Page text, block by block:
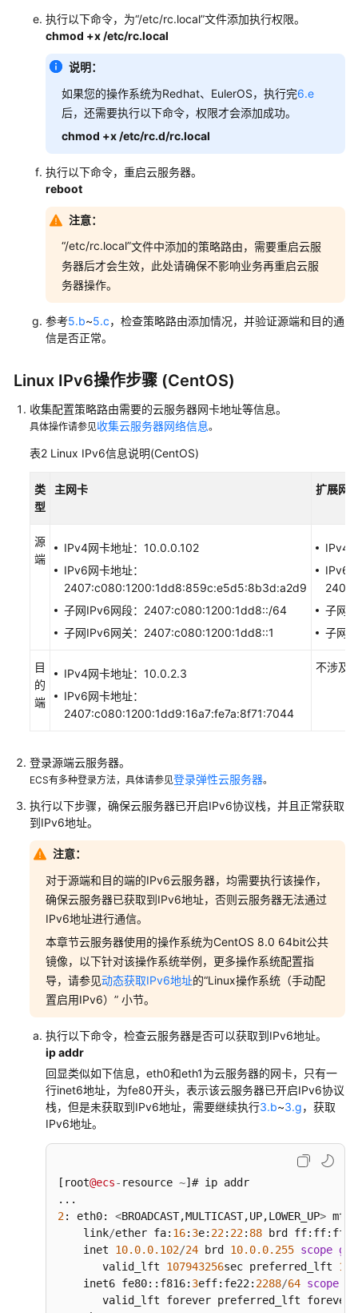
IPv4
和
IPv6
策
略
路
（HCE）
手
为
网
卡
Linux
云
服
务
配
IPv4
和
IPv6
手
动
为
网
Linux
云
服
配
置
IPv4
路
由
（Debian）
手
动
为
网
Windows
云
服
IPv4
IPv6
执行以下命令，为“/etc/rc.local”文件添加执行权限。
chmod +x /etc/rc.local
说明：
如果您的操作系统为Redhat、EulerOS，执行完6.e
后，还需要执行以下命令，权限才会添加成功。
chmod +x /etc/rc.d/rc.local
执行以下命令，重启云服务器。
reboot
注意：
“/etc/rc.local”文件中添加的策略路由，需要重启云服
务器后才会生效，此处请确保不影响业务再重启云服
务器操作。
参考5.b~5.c，检查策略路由添加情况，并验证源端和目的通
信是否正常。
Linux IPv6操作步骤 (CentOS)
收集配置策略路由需要的云服务器网卡地址等信息。
具体操作请参见收集云服务器网络信息。
表2 Linux IPv6信息说明(CentOS)
类
型
主网卡 扩展网
源
端
IPv4网卡地址：10.0.0.102
IPv6网卡地址：
2407:c080:1200:1dd8:859c:e5d5:8b3d:a2d9
子网IPv6网段：2407:c080:1200:1dd8::/64
子网IPv6网关：2407:c080:1200:1dd8::1
IPv4
IPv6
子网
子网
目
的
端
IPv4网卡地址：10.0.2.3
IPv6网卡地址：
2407:c080:1200:1dd9:16a7:fe7a:8f71:7044
不涉及
登录源端云服务器。
ECS有多种登录方法，具体请参见登录弹性云服务器。
执行以下步骤，确保云服务器已开启IPv6协议栈，并且正常获取
到IPv6地址。
注意：
对于源端和目的端的IPv6云服务器，均需要执行该操作，
确保云服务器已获取到IPv6地址，否则云服务器无法通过
IPv6地址进行通信。
本章节云服务器使用的操作系统为CentOS 8.0 64bit公共
镜像，以下针对该操作系统举例，更多操作系统配置指
导，请参见动态获取IPv6地址的“Linux操作系统（手动配
置启用IPv6）” 小节。
执行以下命令，检查云服务器是否可以获取到IPv6地址。
ip addr
回显类似如下信息，eth0和eth1为云服务器的网卡，只有一
行inet6地址，为fe80开头，表示该云服务器已开启IPv6协议
栈，但是未获取到IPv6地址，需要继续执行3.b~3.g，获取
IPv6地址。
[root@ecs- resource ~]# ip addr
2: eth0: <BROADCAST,MULTICAST,UP,LOWER_UP> mtu
    link
/ether fa: 16: 3e: 22: 22: 88 brd
    inet
10.0.0.102/24 brd 10.0.0.255 scope
       valid_lft
107943256sec preferred_lft
    inet6 fe80::f816:
3eff:fe22: 2288/64 scope